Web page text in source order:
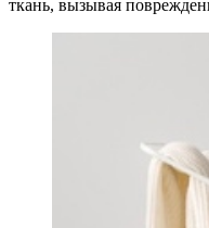
ткань, вызывая